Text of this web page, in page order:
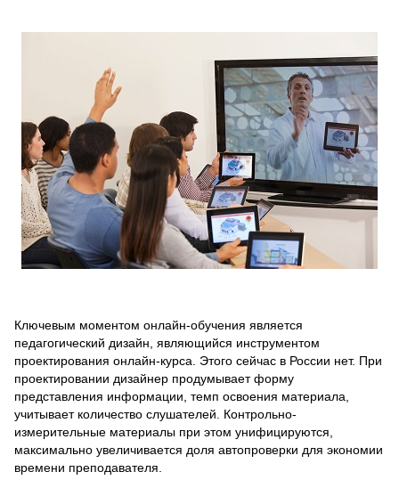
Ключевым моментом онлайн-обучения является
педагогический дизайн, являющийся инструментом
проектирования онлайн-курса. Этого сейчас в России нет. При
проектировании дизайнер продумывает форму
представления информации, темп освоения материала,
учитывает количество слушателей. Контрольно-
измерительные материалы при этом унифицируются,
максимально увеличивается доля автопроверки для экономии
времени преподавателя.